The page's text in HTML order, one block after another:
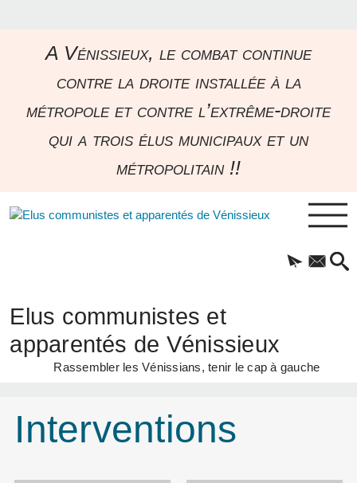
A Vénissieux, le combat continue
contre la droite installée à la
métropole et contre l’extrême-droite
qui a trois élus municipaux et un
métropolitain !!
Elus communistes et
apparentés de Vénissieux
Rassembler les Vénissians, tenir le cap à gauche
Interventions